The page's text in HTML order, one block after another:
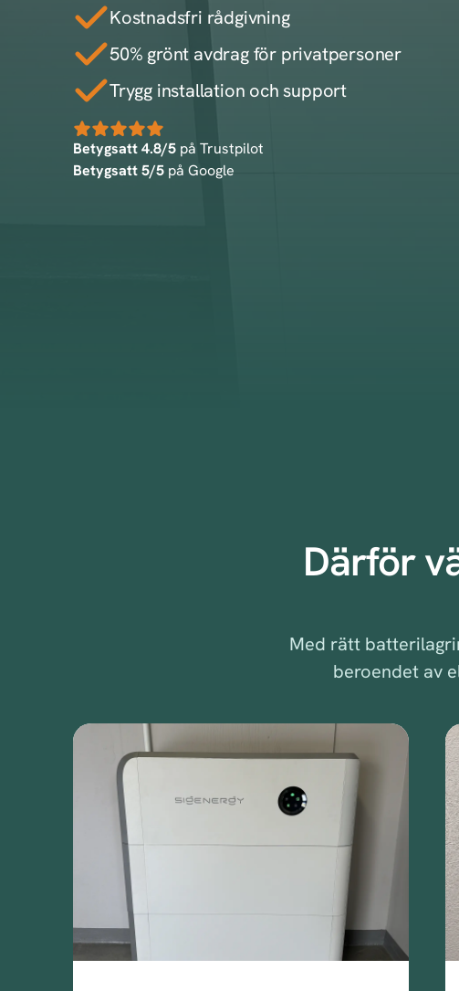
Kostnadsfri rådgivning
50% grönt avdrag för privatpersoner
Trygg installation och support
Betygsatt 4.8/5 på Trustpilot
Betygsatt 5/5 på Google
Därför
Med rätt
beroendet av